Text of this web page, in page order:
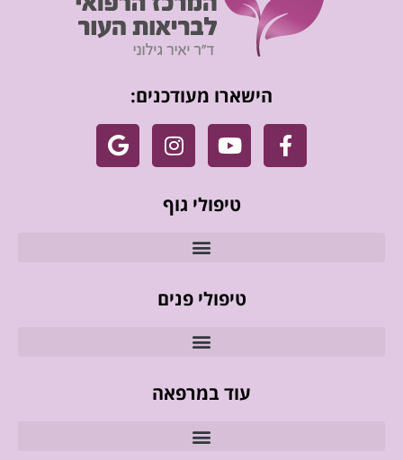
הישארו מעודכנים:
טיפולי גוף
טיפולי פנים
עוד במרפאה